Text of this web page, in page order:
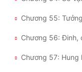
Tính Cách Nhân Vật :
Cơ Trí
Sát Phạt Quyết Đoán
Chương 55:
Chương 56: Đinh,
Chương 57: Hung